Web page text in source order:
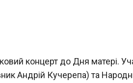
концерт до Дня матері.
Андрій Кучерепа) та